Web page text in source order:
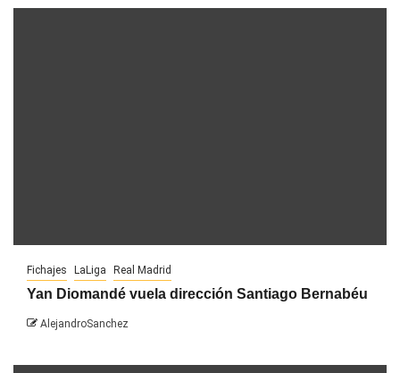
Fichajes LaLiga Real Madrid
Yan Diomandé vuela dirección Santiago Bernabéu
AlejandroSanchez